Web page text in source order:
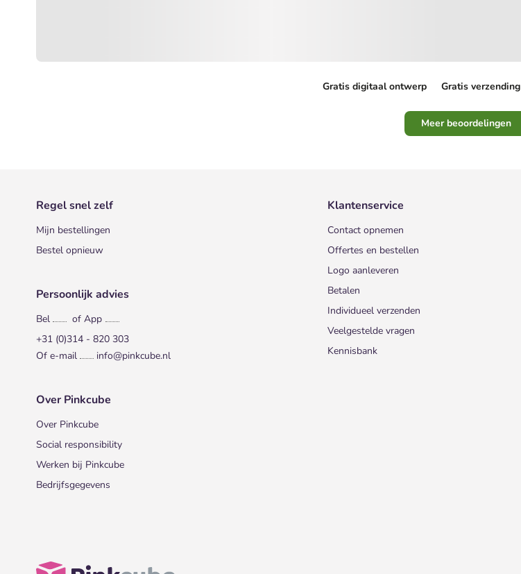
Gratis digitaal ontwerp Gratis verzending
Meer beoordelingen
Regel snel zelf
Mijn bestellingen
Bestel opnieuw
Persoonlijk advies
Bel
of App
+31 (0)314 - 820 303
Of e-mail
info@pinkcube.nl
Over Pinkcube
Over Pinkcube
Social responsibility
Werken bij Pinkcube
Bedrijfsgegevens
Klantenservice
Contact opnemen
Offertes en bestellen
Logo aanleveren
Betalen
Individueel verzenden
Veelgestelde vragen
Kennisbank